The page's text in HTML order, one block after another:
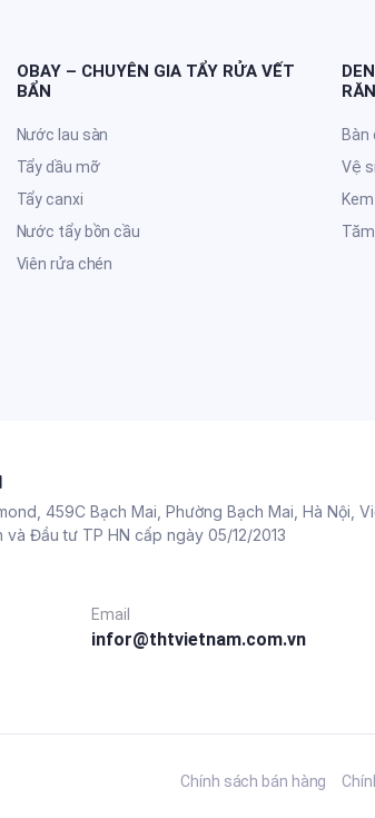
OBAY – CHUYÊN GIA TẨY RỬA VẾT
BẨN
Nước lau sàn
Tẩy dầu mỡ
Tẩy canxi
Nước tẩy bồn cầu
Viên rửa chén
Bàn
Vệ
459C Bạch Mai, Phường Bạch Mai, Hà Nội,
và Đầu tư TP HN cấp ngày 05/12/2013
infor@thtvietnam.com.vn
Email
Chính sách bán hàng